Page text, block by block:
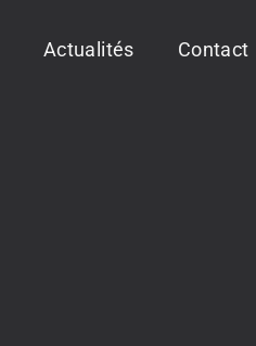
Actualités Contact